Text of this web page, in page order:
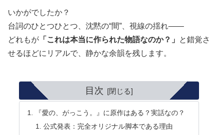
いかがでしたか？
台詞のひとつひとつ、沈黙の“間”、視線の揺れ——
どれもが 「これは本当に作られた物語なのか？」
と錯覚さ
せるほどにリアルで、静かな余韻を残します。
目次
『愛の、がっこう。』に原作はある？実話なの？
公式発表：完全オリジナル脚本である理由